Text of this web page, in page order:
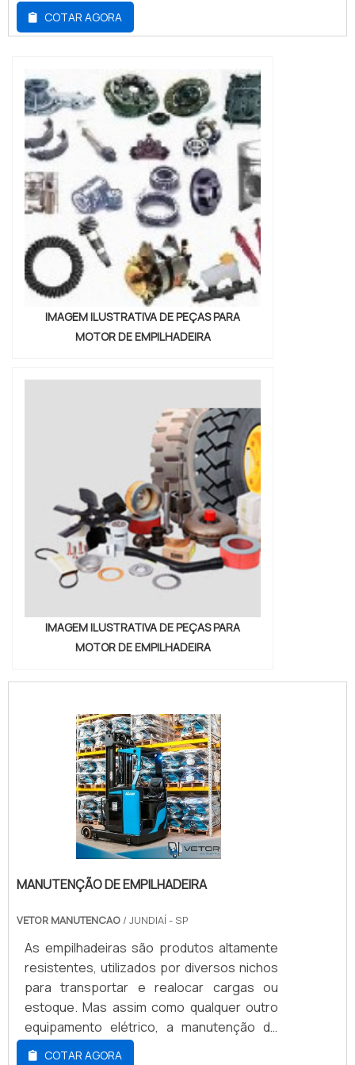
estejam em pleno funcionamento.Quando
esse processo não ocorre da maneira
apresentem defeito sejam substituídas a
partir das manutenções, que podem ser
feitas por uma empresa conhecida no
ramo, que garanta a qual...
COTAR AGORA
IMAGEM ILUSTRATIVA DE PEÇAS PARA
MOTOR DE EMPILHADEIRA
IMAGEM ILUSTRATIVA DE PEÇAS PARA
MOTOR DE EMPILHADEIRA
MANUTENÇÃO DE EMPILHADEIRA
VETOR MANUTENCAO / JUNDIAÍ - SP
As empilhadeiras são produtos altamente
resistentes, utilizados por diversos nichos
para transportar e realocar cargas ou
estoque. Mas assim como qualquer outro
equipamento elétrico, a manutenção de
empilhadeira se faz necessária, seja ela
COTAR AGORA